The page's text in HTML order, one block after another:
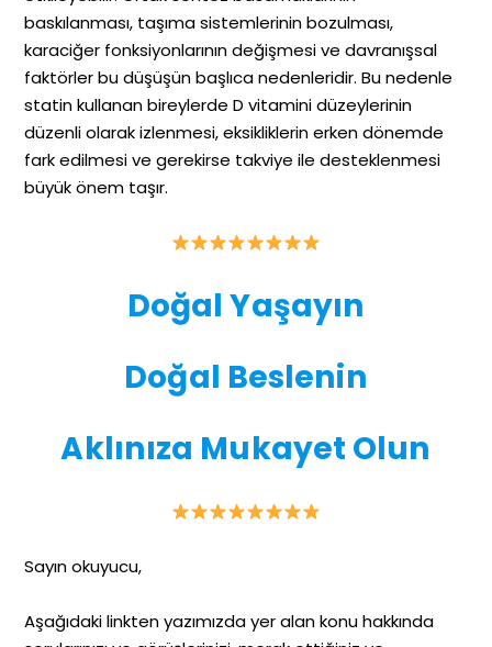
baskılanması, taşıma sistemlerinin bozulması,
karaciğer fonksiyonlarının değişmesi ve davranışsal
faktörler bu düşüşün başlıca nedenleridir. Bu nedenle
statin kullanan bireylerde D vitamini düzeylerinin
düzenli olarak izlenmesi, eksikliklerin erken dönemde
fark edilmesi ve gerekirse takviye ile desteklenmesi
büyük önem taşır.
Doğal Yaşayın
Doğal Beslenin
Aklınıza Mukayet Olun
Sayın okuyucu,
Aşağıdaki linkten yazımızda yer alan konu hakkında